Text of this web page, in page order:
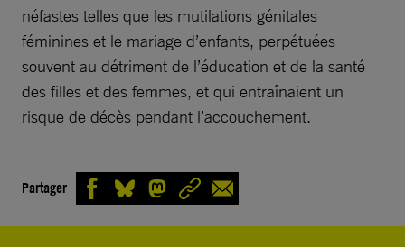
néfastes telles que les mutilations génitales
féminines et le mariage d’enfants, perpétuées
souvent au détriment de l’éducation et de la santé
des filles et des femmes, et qui entraînaient un
risque de décès pendant l’accouchement.
Partager